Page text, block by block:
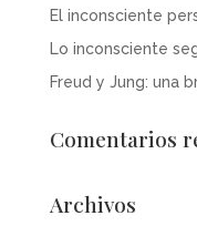
El inconsciente
Lo inconsciente
Freud y Jung: una
Comentarios
Archivos